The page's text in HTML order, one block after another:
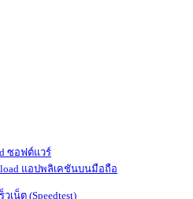
ซอฟต์แวร์
แอปพลิเคชันบนมือถือ
เน็ต (Speedtest)